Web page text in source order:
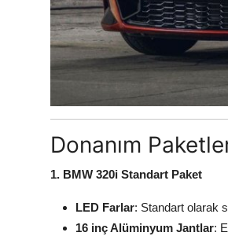
Donanım
1. BMW 320i Standart Paket
LED Farlar: Standart olarak
16 inç Alüminyum Jantlar: